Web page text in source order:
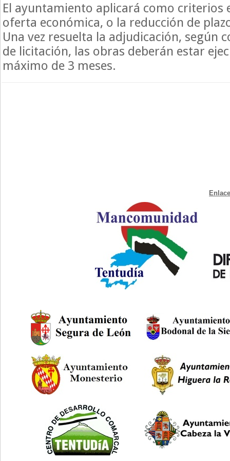
El ayuntamiento aplicará como criterios
oferta económica, o la reducción de
Una vez resuelta la adjudicación, según
de licitación, las obras deberán estar
máximo de 3 meses.